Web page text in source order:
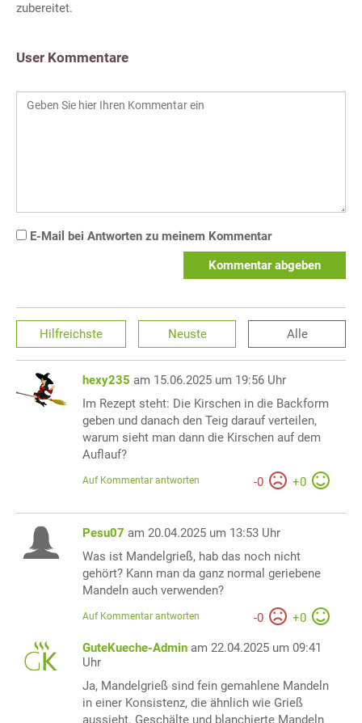
zubereitet.
User Kommentare
E-Mail bei Antworten zu meinem Kommentar
Kommentar abgeben
Hilfreichste Neuste Alle
hexy235 am 15.06.2025 um 19:56 Uhr
Im Rezept steht: Die Kirschen in die Backform
geben und danach den Teig darauf verteilen,
warum sieht man dann die Kirschen auf dem
Auflauf?
-0 +0
Auf Kommentar antworten
Pesu07 am 20.04.2025 um 13:53 Uhr
Was ist Mandelgrieß, hab das noch nicht
gehört? Kann man da ganz normal geriebene
Mandeln auch verwenden?
-0 +0
Auf Kommentar antworten
GuteKueche-Admin am 22.04.2025 um 09:41
Uhr
Ja, Mandelgrieß sind fein gemahlene Mandeln
in einer Konsistenz, die ähnlich wie Grieß
aussieht. Geschälte und blanchierte Mandeln